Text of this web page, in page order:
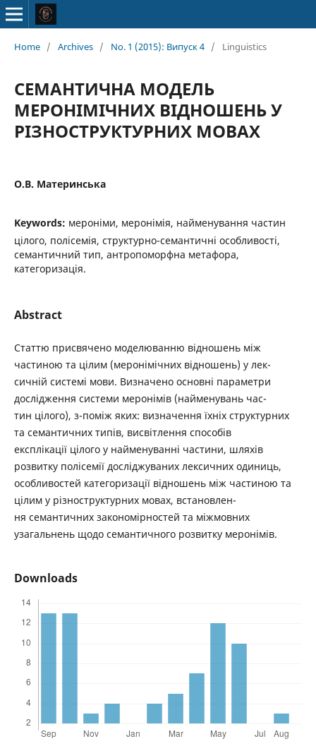
Home / Archives / No. 1 (2015): Випуск 4 / Linguistics
СЕМАНТИЧНА МОДЕЛЬ
МЕРОНІМІЧНИХ ВІДНОШЕНЬ У
РІЗНОСТРУКТУРНИХ МОВАХ
О.В. Материнська
Keywords: мероніми, меронімія, найменування частин
цілого, полісемія, структурно-семантичні особливості,
семантичний тип, антропоморфна метафора,
категоризація.
Abstract
Статтю присвячено моделюванню відношень між
частиною та цілим (меронімічних відношень) у лек-
сичній системі мови. Визначено основні параметри
дослідження системи меронімів (найменувань час-
тин цілого), з-поміж яких: визначення їхніх структурних
та семантичних типів, висвітлення способів
експлікації цілого у найменуванні частини, шляхів
розвитку полісемії досліджуваних лексичних одиниць,
особливостей категоризації відношень між частиною та
цілим у різноструктурних мовах, встановлен-
ня семантичних закономірностей та міжмовних
узагальнень щодо семантичного розвитку меронімів.
Downloads